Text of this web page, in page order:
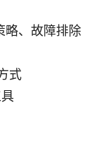
略、故障排除
式